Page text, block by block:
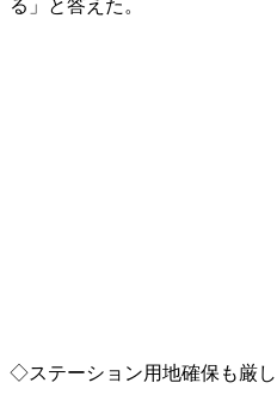
る」と答えた。
◇ステーション用地確保も厳